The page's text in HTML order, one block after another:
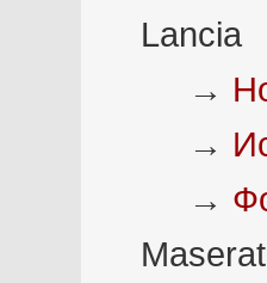
Lancia
→
→
→